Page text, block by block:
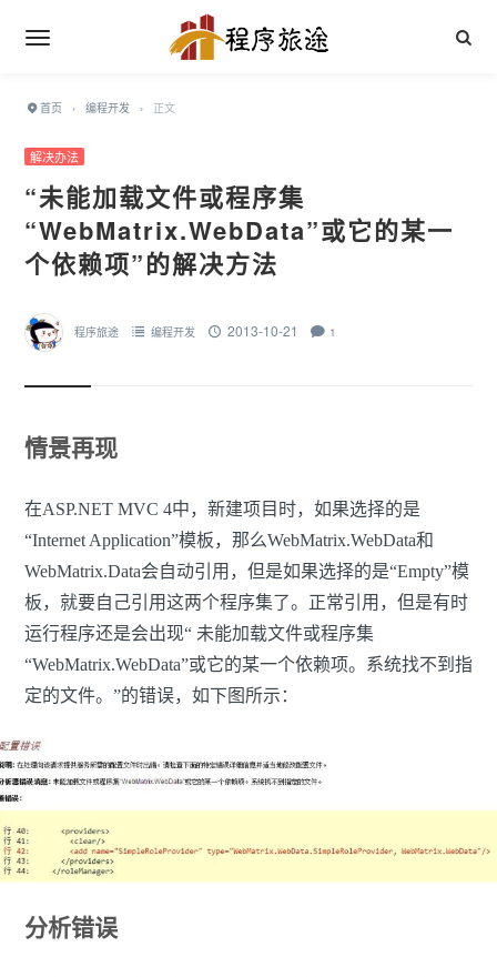
首页 › 编程开发 › 正文
解决办法
“未能加载文件或程序集
“WebMatrix.WebData”或它的某一
个依赖项”的解决方法
程序旅途 编程开发 2013-10-21 1
情景再现
在ASP.NET MVC 4中，新建项目时，如果选择的是
“Internet Application”模板，那么WebMatrix.WebData和
WebMatrix.Data会自动引用，但是如果选择的是“Empty”模
板，就要自己引用这两个程序集了。正常引用，但是有时
运行程序还是会出现“ 未能加载文件或程序集
“WebMatrix.WebData”或它的某一个依赖项。系统找不到指
定的文件。”的错误，如下图所示：
分析错误